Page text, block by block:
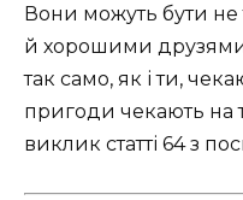
Вони можуть бути не
й хорошими
так само, як і ти,
пригоди чекають на
виклик статті 64 з